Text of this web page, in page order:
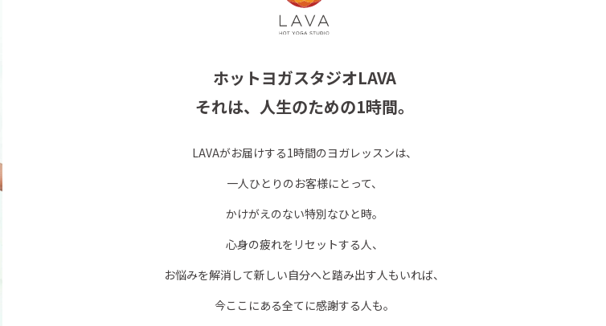
ホットヨガスタジオLAVA
それは、人生のための1時間。
LAVAがお届けする1時間のヨガレッスンは、
一人ひとりのお客様にとって、
かけがえのない特別なひと時。
心身の疲れをリセットする人、
お悩みを解消して新しい自分へと踏み出す人もいれば、
今ここにある全てに感謝する人も。